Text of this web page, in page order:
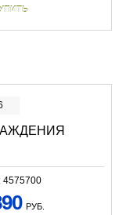
4575700
РУБ.